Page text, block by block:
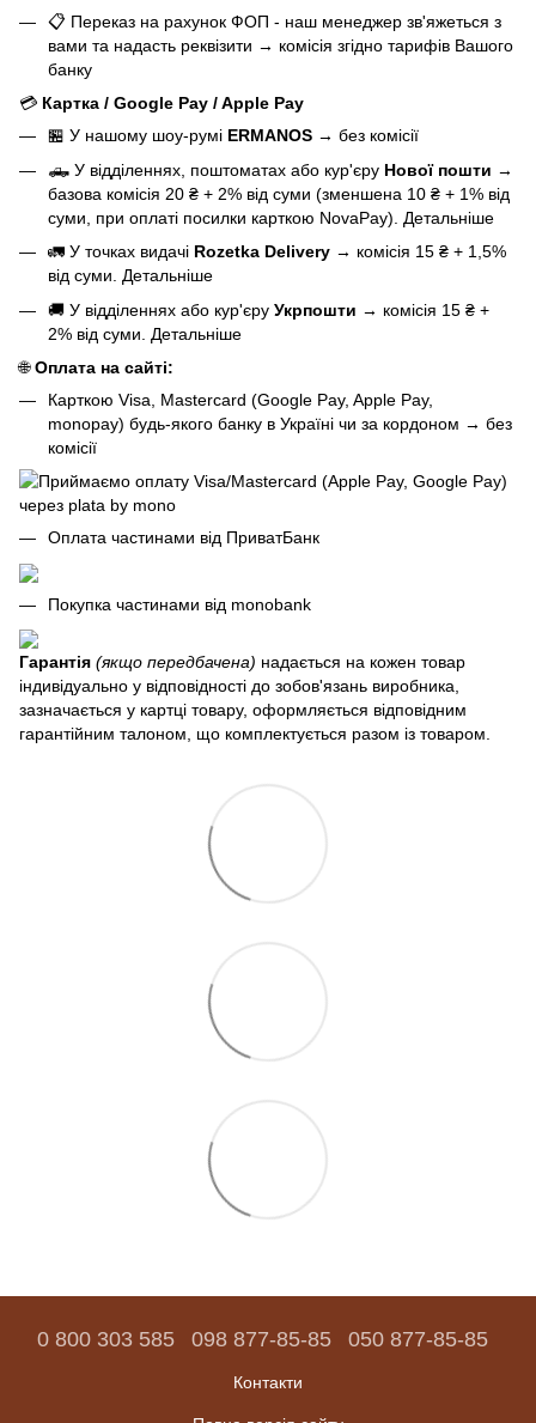
📋 Переказ на рахунок ФОП - наш менеджер зв'яжеться з
вами та надасть реквізити → комісія згідно тарифів Вашого
банку
💳 Картка / Google Pay / Apple Pay
🏪 У нашому шоу-румі ERMANOS → без комісії
🛻 У відділеннях, поштоматах або кур'єру Нової пошти →
базова комісія 20 ₴ + 2% від суми (зменшена 10 ₴ + 1% від
суми, при оплаті посилки карткою NovaPay). Детальніше
🚛 У точках видачі Rozetka Delivery → комісія 15 ₴ + 1,5%
від суми. Детальніше
🚚 У відділеннях або кур'єру Укрпошти → комісія 15 ₴ +
2% від суми. Детальніше
🌐Оплата на сайті:
Карткою Visa, Mastercard (Google Pay, Apple Pay,
monopay) будь-якого банку в Україні чи за кордоном → без
комісії
Оплата частинами від ПриватБанк
Покупка частинами від monobank
Гарантія (якщо передбачена) надається на кожен товар
індивідуально у відповідності до зобов'язань виробника,
зазначається у картці товару, оформляється відповідним
гарантійним талоном, що комплектується разом із товаром.
0 800 303 585 098 877-85-85 050 877-85-85
Контакти